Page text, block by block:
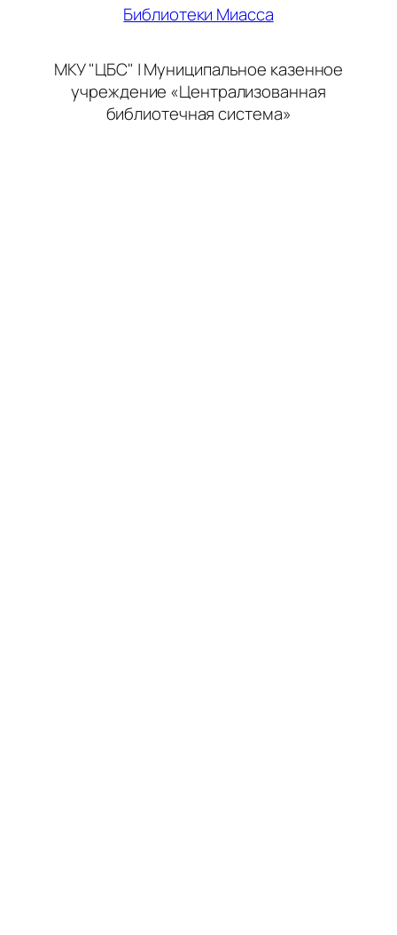
Библиотеки Миасса
МКУ "ЦБС" | Муниципальное казенное
учреждение «Централизованная
библиотечная система»